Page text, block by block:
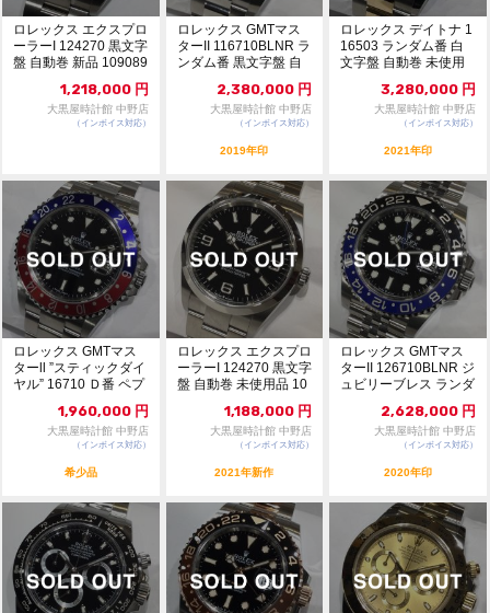
ロレックス エクスプロ
ーラーI 124270 黒文字
盤 自動巻 新品 109089
1,218,000 円
大黒屋時計館 中野店
（インボイス対応）
ロレックス GMTマス
ターII 116710BLNR ラ
ンダム番 黒文字盤 自
2,380,000 円
大黒屋時計館 中野店
（インボイス対応）
2019年印
ロレックス デイトナ 1
16503 ランダム番 白
文字盤 自動巻 未使用
3,280,000 円
大黒屋時計館 中野店
（インボイス対応）
2021年印
ロレックス GMTマス
ターll ”スティックダイ
ヤル” 16710 Ｄ番 ペプ
1,960,000 円
大黒屋時計館 中野店
（インボイス対応）
希少品
ロレックス エクスプロ
ーラーI 124270 黒文字
盤 自動巻 未使用品 10
1,188,000 円
大黒屋時計館 中野店
（インボイス対応）
2021年新作
ロレックス GMTマス
ターII 126710BLNR ジ
ュビリーブレス ランダ
2,628,000 円
大黒屋時計館 中野店
（インボイス対応）
2020年印